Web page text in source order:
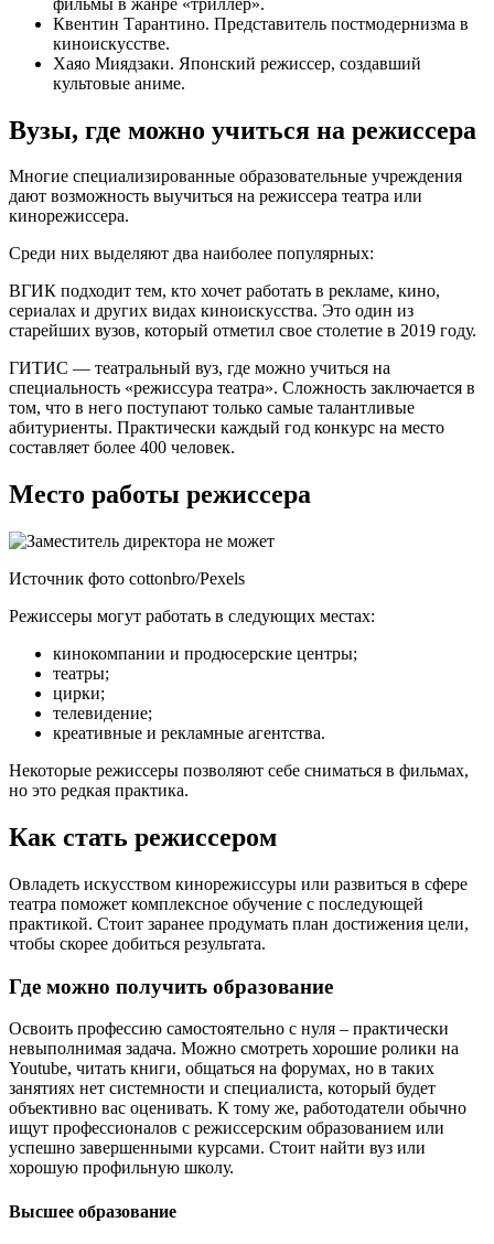
Квентин Тарантино. Представитель постмодернизма в
киноискусстве.
Хаяо Миядзаки. Японский режиссер, создавший
культовые аниме.
Вузы, где можно учиться на режиссера
Многие специализированные образовательные учреждения
дают возможность выучиться на режиссера театра или
кинорежиссера.
Среди них выделяют два наиболее популярных:
ВГИК подходит тем, кто хочет работать в рекламе, кино,
сериалах и других видах киноискусства. Это один из
старейших вузов, который отметил свое столетие в 2019 году.
ГИТИС — театральный вуз, где можно учиться на
специальность «режиссура театра». Сложность заключается в
том, что в него поступают только самые талантливые
абитуриенты. Практически каждый год конкурс на место
составляет более 400 человек.
Место работы режиссера
Источник фото cottonbro/Pexels
Режиссеры могут работать в следующих местах:
кинокомпании и продюсерские центры;
театры;
цирки;
телевидение;
креативные и рекламные агентства.
Некоторые режиссеры позволяют себе сниматься в фильмах,
но это редкая практика.
Как стать режиссером
Овладеть искусством кинорежиссуры или развиться в сфере
театра поможет комплексное обучение с последующей
практикой. Стоит заранее продумать план достижения цели,
чтобы скорее добиться результата.
Где можно получить образование
Освоить профессию самостоятельно с нуля – практически
невыполнимая задача. Можно смотреть хорошие ролики на
Youtube, читать книги, общаться на форумах, но в таких
занятиях нет системности и специалиста, который будет
объективно вас оценивать. К тому же, работодатели обычно
ищут профессионалов с режиссерским образованием или
успешно завершенными курсами. Стоит найти вуз или
хорошую профильную школу.
Высшее образование